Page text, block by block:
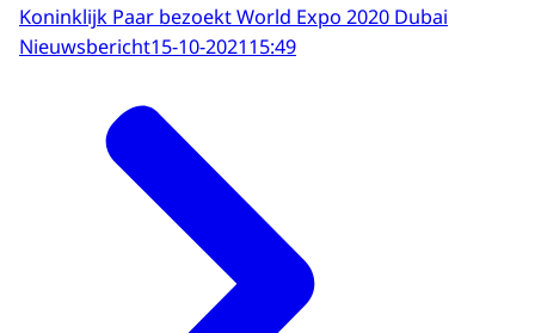
Koninklijk Paar bezoekt World Expo 2020 Dubai
Nieuwsbericht15-10-202115:49